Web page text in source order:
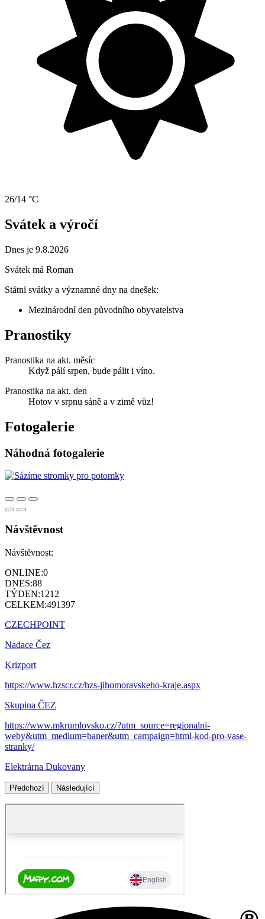
26/14 °C
Svátek a výročí
Dnes je 9.8.2026
Svátek má Roman
Státní svátky a významné dny na dnešek:
Mezinárodní den původního obyvatelstva
Pranostiky
Pranostika na akt. měsíc
Když pálí srpen, bude pálit i víno.
Pranostika na akt. den
Hotov v srpnu sáně a v zimě vůz!
Fotogalerie
Náhodná fotogalerie
Návštěvnost
Návštěvnost:
ONLINE:0
DNES:88
TÝDEN:1212
CELKEM:491397
CZECHPOINT
Nadace Čez
Krizport
https://www.hzscr.cz/hzs-jihomoravskeho-kraje.aspx
Skupina ČEZ
https://www.mkrumlovsko.cz/?utm_source=regionalni-
weby&utm_medium=baner&utm_campaign=html-kod-pro-vase-
stranky/
Elektrárna Dukovany
Předchozí Následující